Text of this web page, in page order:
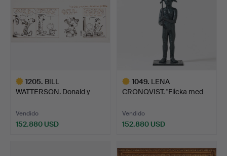
1205. BILL
WATTERSON. Donald y
Vendido
152.880 USD
1049. LENA
CRONQVIST. "Flicka med
Vendido
152.880 USD
seleccionado